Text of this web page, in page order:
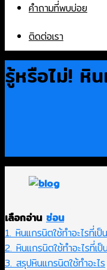
คำถามที่พบบ่อย
ติดต่อเรา
รู้หรือไม่! หิ
เลือกอ่าน ซ่อน
1. หินแกรนิตใช้ทําอะไรที่เ
2. หินแกรนิตใช้ทําอะไรที่เ
3. สรุปหินแกรนิตใช้ทําอะไร